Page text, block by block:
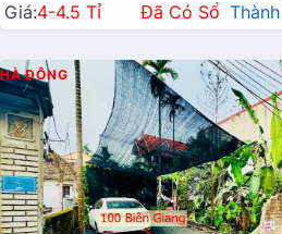
Giá:4-4.5 Tỉ Đã Có Sổ
HÀ ĐÔNG